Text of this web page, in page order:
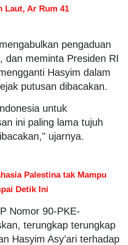
Laut, Ar Rum 41
pengaduan
dan meminta Presiden RI
Hasyim dalam
putusan dibacakan.
untuk
ini paling lama tujuh
ujarnya.
Palestina tak Mampu
Detik Ini
Nomor 90-PKE-
terungkap terungkap
Hasyim Asy’ari terhadap